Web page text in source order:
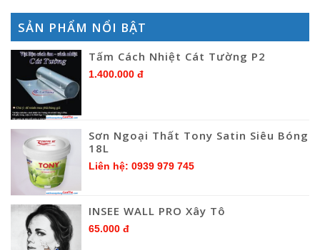
SẢN PHẨM NỔI BẬT
Tấm Cách Nhiệt Cát Tường P2
1.400.000 đ
Sơn Ngoại Thất Tony Satin Siêu Bóng
18L
Liên hệ: 0939 979 745
INSEE WALL PRO Xây Tô
65.000 đ